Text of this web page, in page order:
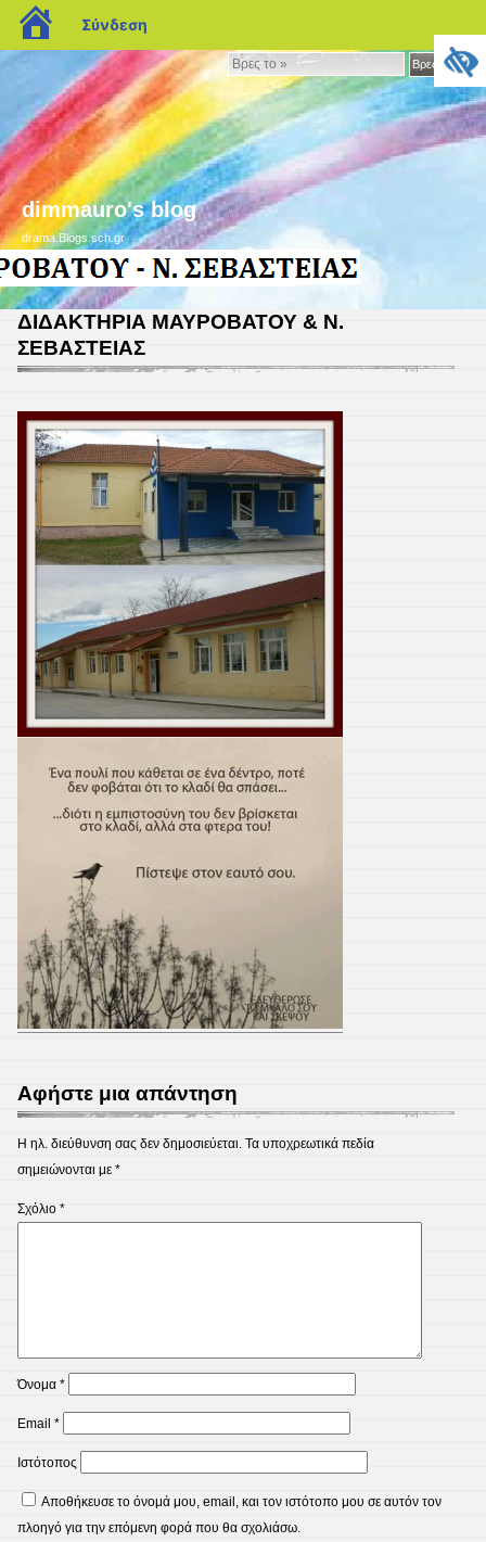
Βρες
»
Βρες το »
dimmauro's blog
drama.Blogs.sch.gr
ΔΙΔΑΚΤΗΡΙΑ ΜΑΥΡΟΒΑΤΟΥ & Ν.
ΣΕΒΑΣΤΕΙΑΣ
Αφήστε μια απάντηση
Η ηλ. διεύθυνση σας δεν δημοσιεύεται. Τα υποχρεωτικά πεδία
σημειώνονται με *
Σχόλιο *
Όνομα *
Email *
Ιστότοπος
Αποθήκευσε το όνομά μου, email, και τον ιστότοπο μου σε αυτόν τον
πλοηγό για την επόμενη φορά που θα σχολιάσω.
blogs.sch.gr
Σύνδεση